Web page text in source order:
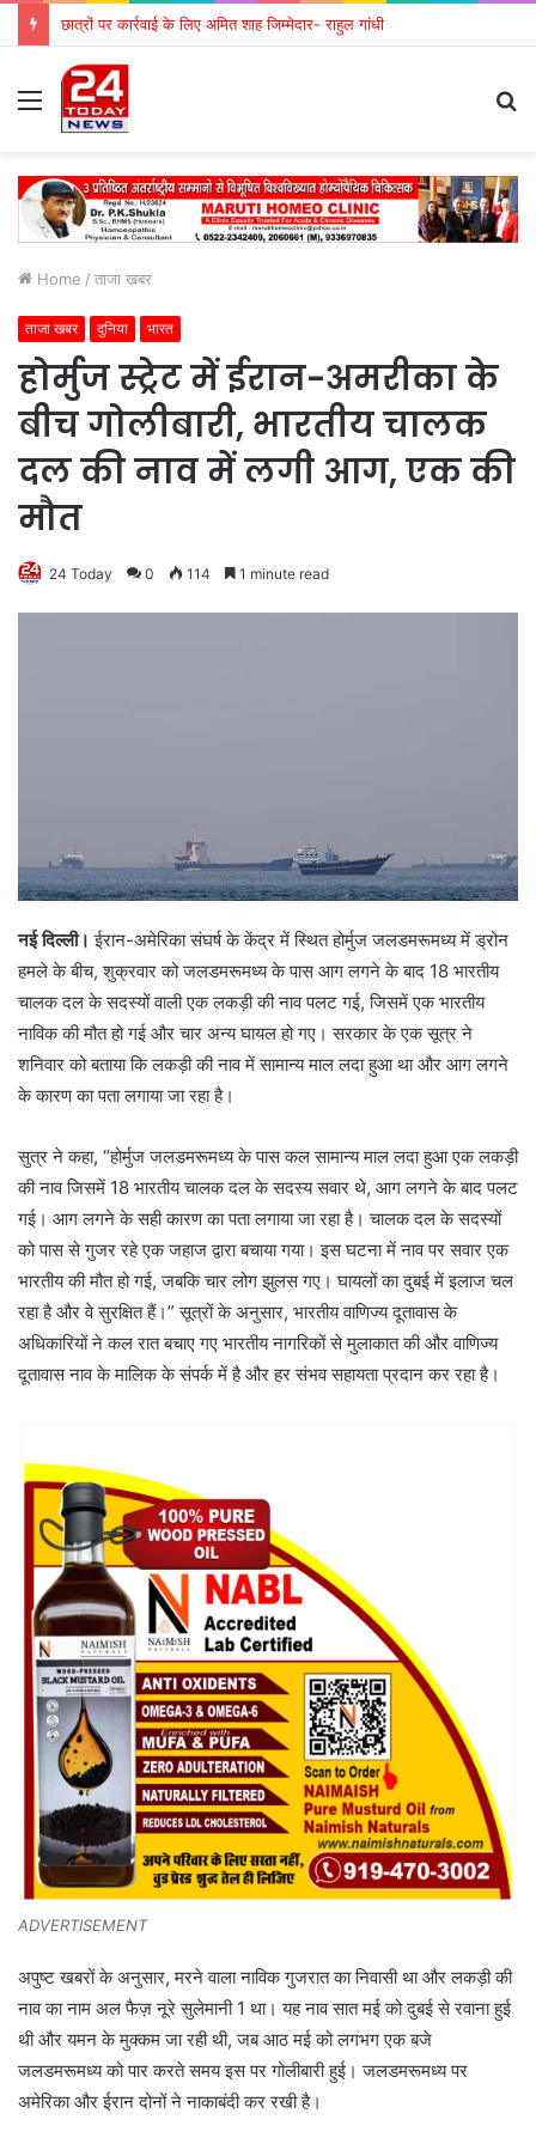
छात्रों पर कार्रवाई के लिए अमित शाह जिम्मेदार- राहुल गांधी
Menu
Home / ताजा खबर
ताजा खबर दुनिया भारत
होर्मुज स्ट्रेट में ईरान-अमरीका के
बीच गोलीबारी, भारतीय चालक
दल की नाव में लगी आग, एक की
मौत
24 Today 0 114 1 minute read
नई दिल्ली। ईरान-अमेरिका संघर्ष के केंद्र में स्थित होर्मुज जलडमरूमध्य में ड्रोन
हमले के बीच, शुक्रवार को जलडमरूमध्य के पास आग लगने के बाद 18 भारतीय
चालक दल के सदस्यों वाली एक लकड़ी की नाव पलट गई, जिसमें एक भारतीय
नाविक की मौत हो गई और चार अन्य घायल हो गए। सरकार के एक सूत्र ने
शनिवार को बताया कि लकड़ी की नाव में सामान्य माल लदा हुआ था और आग लगने
के कारण का पता लगाया जा रहा है।
सुत्र ने कहा, “होर्मुज जलडमरूमध्य के पास कल सामान्य माल लदा हुआ एक लकड़ी
की नाव जिसमें 18 भारतीय चालक दल के सदस्य सवार थे, आग लगने के बाद पलट
गई। आग लगने के सही कारण का पता लगाया जा रहा है। चालक दल के सदस्यों
को पास से गुजर रहे एक जहाज द्वारा बचाया गया। इस घटना में नाव पर सवार एक
भारतीय की मौत हो गई, जबकि चार लोग झुलस गए। घायलों का दुबई में इलाज चल
रहा है और वे सुरक्षित हैं।” सूत्रों के अनुसार, भारतीय वाणिज्य दूतावास के
अधिकारियों ने कल रात बचाए गए भारतीय नागरिकों से मुलाकात की और वाणिज्य
दूतावास नाव के मालिक के संपर्क में है और हर संभव सहायता प्रदान कर रहा है।
ADVERTISEMENT
अपुष्ट खबरों के अनुसार, मरने वाला नाविक गुजरात का निवासी था और लकड़ी की
नाव का नाम अल फैज़ नूरे सुलेमानी 1 था। यह नाव सात मई को दुबई से रवाना हुई
थी और यमन के मुक्कम जा रही थी, जब आठ मई को लगभग एक बजे
जलडमरूमध्य को पार करते समय इस पर गोलीबारी हुई। जलडमरूमध्य पर
अमेरिका और ईरान दोनों ने नाकाबंदी कर रखी है।